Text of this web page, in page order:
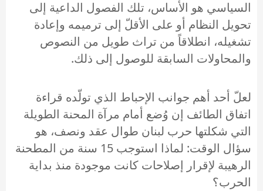
السياسي هو الأساس، تلك الفصول الداعية إلى
تحويل النظام أو على الأقلّ إلى ترميمه وإعادة
تشغيله، انطلاقاً من تراث طويل من النصوص
والمحاولات السابقة للوصول إلى ذلك.
لعلّ أحد أهم جوانب الإحباط الذي تولّده قراءة
اتفاق الطائف إن وُضع أمام مرآة المحنة الطويلة
التي شكلتها حرب لبنان طوال عقد ونصف، هو
سؤال الوقت: لماذا استوجب 15 سنة من المطحنة
الرهيبة لإقرار إصلاحات كانت موجودة منذ بداية
الحرب؟